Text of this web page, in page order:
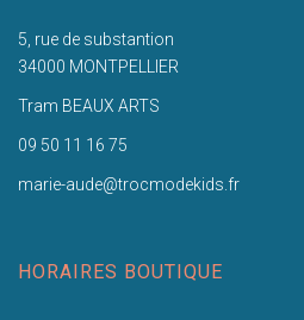
5, rue de substantion
34000 MONTPELLIER
Tram BEAUX ARTS
09 50 11 16 75
marie-aude@trocmodekids.fr
HORAIRES BOUTIQUE